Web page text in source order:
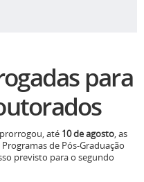
para
até 10 de agosto, as
de Pós-Graduação
previsto para o segundo